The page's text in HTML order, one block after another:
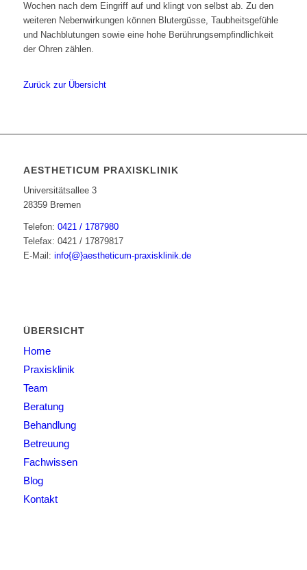
Wochen nach dem Eingriff auf und klingt von selbst ab. Zu den
weiteren Nebenwirkungen können Blutergüsse, Taubheitsgefühle
und Nachblutungen sowie eine hohe Berührungsempfindlichkeit
der Ohren zählen.
Zurück zur Übersicht
AESTHETICUM PRAXISKLINIK
Universitätsallee 3
28359 Bremen
Telefon: 0421 / 1787980
Telefax: 0421 / 17879817
E-Mail: info{@}aestheticum-praxisklinik.de
ÜBERSICHT
Home
Praxisklinik
Team
Beratung
Behandlung
Betreuung
Fachwissen
Blog
Kontakt